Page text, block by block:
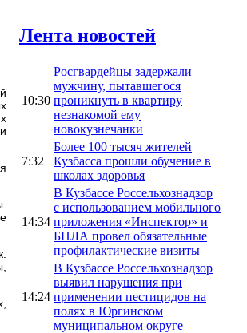
Лента новостей
10:30
Росгвардейцы задержали
мужчину, пытавшегося
проникнуть в квартиру
незнакомой ему
новокузнечанки
7:32
Более 100 тысяч жителей
Кузбасса прошли обучение в
школах здоровья
14:34
В Кузбассе Россельхознадзор
с использованием мобильного
приложения «Инспектор» и
БПЛА провел обязательные
профилактические визиты
14:24
В Кузбассе Россельхознадзор
выявил нарушения при
применении пестицидов на
полях в Юргинском
муниципальном округе